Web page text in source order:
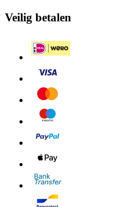
Veilig betalen